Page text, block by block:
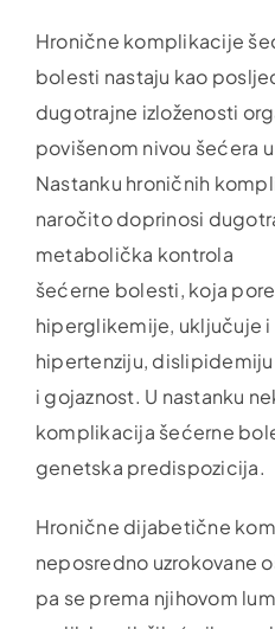
Hronične komplikacije
bolesti nastaju kao
dugotrajne izloženosti
povišenom nivou šećera
Nastanku hroničnih
naročito doprinosi
metabolička kontrola
šećerne bolesti, koja
hiperglikemije, uključuje i
hipertenziju, dislipidemiju
i gojaznost. U nastanku
komplikacija šećerne
genetska predispozicija.
Hronične dijabetične
neposredno uzrokovane
pa se prema njihovom